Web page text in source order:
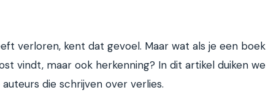
verloren, kent dat gevoel. Maar wat als je een boek
vindt, maar ook herkenning? In dit artikel duiken we
die schrijven over verlies.